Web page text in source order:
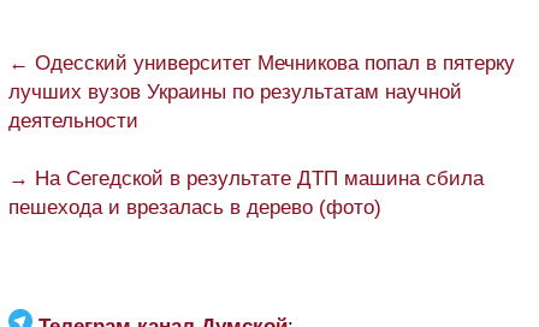
← Одесский университет Мечникова попал в пятерку
лучших вузов Украины по результатам научной
деятельности
→ На Сегедской в результате ДТП машина сбила
пешехода и врезалась в дерево (фото)